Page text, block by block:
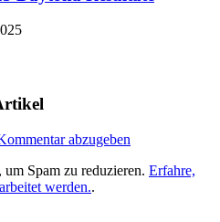
abzugeben
Spam zu reduzieren. Erfahre,
werden..